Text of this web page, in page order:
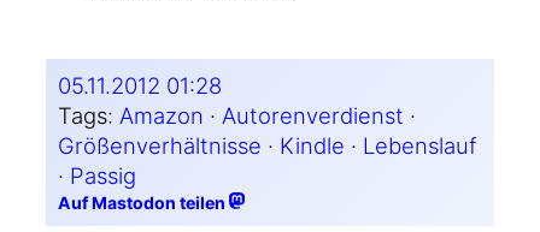
05.11.2012 01:28
Tags: Amazon · Autorenverdienst
Größenverhältnisse · Kindle · Lebenslauf
· Passig
Auf Mastodon teilen